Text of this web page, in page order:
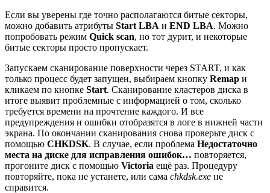
Если вы уверены где точно располагаются битые секторы,
можно добавить атрибуты Start LBA и END LBA. Можно
попробовать режим Quick scan, но тот дурит, и некоторые
битые секторы просто пропускает.
Запускаем сканирование поверхности через START, и как
только процесс будет запущен, выбираем кнопку Remap и
кликаем по кнопке Start. Сканирование кластеров диска в
итоге выявит проблемные с информацией о том, сколько
требуется времени на прочтение каждого. И все
предупреждения и ошибки отобразятся в логе в нижней части
экрана. По окончании сканирования снова проверьте диск с
помощью CHKDSK. В случае, если проблема Недостаточно
места на диске для исправления ошибок… повторяется,
прогоните диск с помощью Victoria ещё раз. Процедуру
повторяйте, пока не устанете, или сама chkdsk.exe не
справится.